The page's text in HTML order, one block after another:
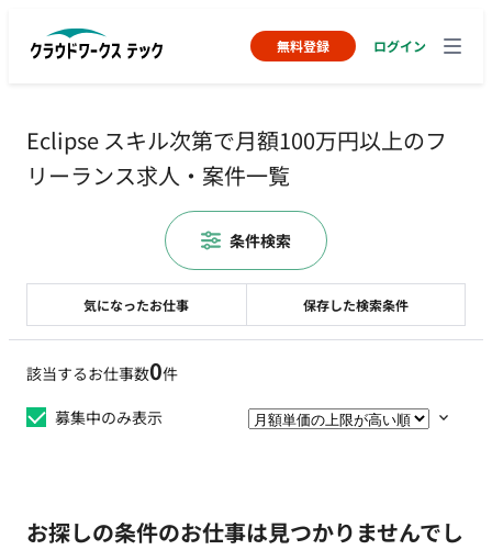
無料登録 ログイン
Eclipse スキル次第で月額100万円以上のフ
リーランス求人・案件一覧
該当するお仕事数0件
募集中のみ表示
お探しの条件のお仕事は見つかりませんでし
気になったお仕事 保存した検索条件
条件検索